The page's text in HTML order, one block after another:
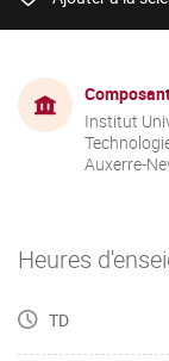
Institut
Auxerre-
Heures
TD